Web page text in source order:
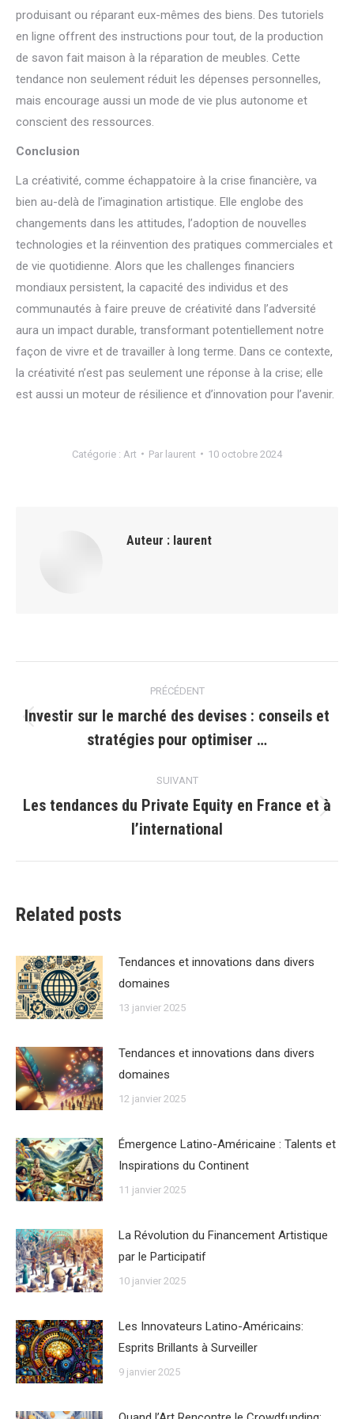
produisant ou réparant eux-mêmes des biens. Des tutoriels
en ligne offrent des instructions pour tout, de la production
de savon fait maison à la réparation de meubles. Cette
tendance non seulement réduit les dépenses personnelles,
mais encourage aussi un mode de vie plus autonome et
conscient des ressources.
Conclusion
La créativité, comme échappatoire à la crise financière, va
bien au-delà de l’imagination artistique. Elle englobe des
changements dans les attitudes, l’adoption de nouvelles
technologies et la réinvention des pratiques commerciales et
de vie quotidienne. Alors que les challenges financiers
mondiaux persistent, la capacité des individus et des
communautés à faire preuve de créativité dans l’adversité
aura un impact durable, transformant potentiellement notre
façon de vivre et de travailler à long terme. Dans ce contexte,
la créativité n’est pas seulement une réponse à la crise; elle
est aussi un moteur de résilience et d’innovation pour l’avenir.
Catégorie : Art Par laurent 10 octobre 2024
Auteur : laurent
article
PRÉCÉDENT
précédent
Investir sur le marché des devises : conseils et
stratégies pour optimiser …
SUIVANT
Article
suivant
:
Les tendances du Private Equity en France et à
l’international
Related posts
Tendances et innovations dans divers
domaines
13 janvier 2025
Tendances et innovations dans divers
domaines
12 janvier 2025
Émergence Latino-Américaine : Talents et
Inspirations du Continent
11 janvier 2025
La Révolution du Financement Artistique
par le Participatif
10 janvier 2025
Les Innovateurs Latino-Américains:
Esprits Brillants à Surveiller
9 janvier 2025